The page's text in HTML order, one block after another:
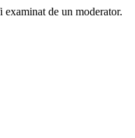
de un moderator.